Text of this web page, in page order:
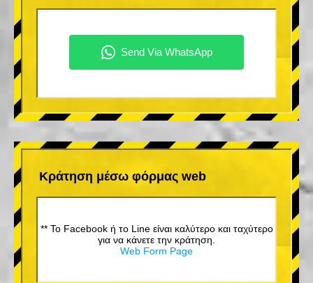
Κράτηση μέσω φόρμας web
** Το Facebook ή το Line είναι καλύτερο και ταχύτερο
για να κάνετε την κράτηση.
Web Form Page